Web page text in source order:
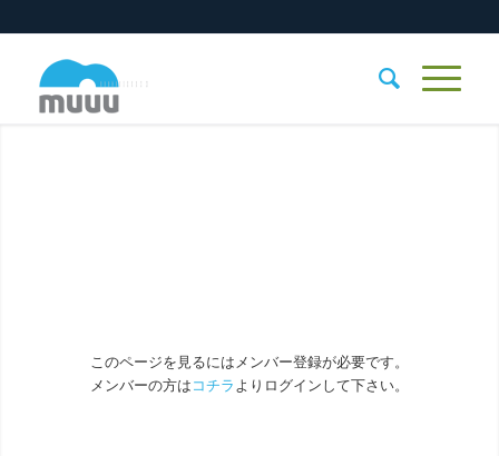
このページを見るにはメンバー登録が必要です。
メンバーの方は コチラ よりログインして下さい。